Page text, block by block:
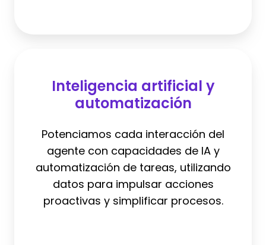
Inteligencia artificial y
automatización
Potenciamos cada interacción del
agente con capacidades de IA y
automatización de tareas, utilizando
datos para impulsar acciones
proactivas y simplificar procesos.
artificial
y
automatización